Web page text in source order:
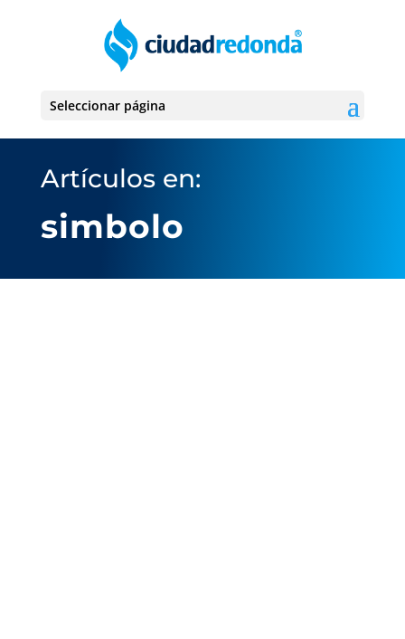
Seleccionar página
Artículos en:
simbolo